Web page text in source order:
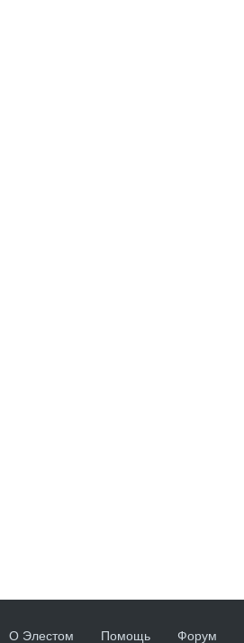
О Элестом Помощь Форум